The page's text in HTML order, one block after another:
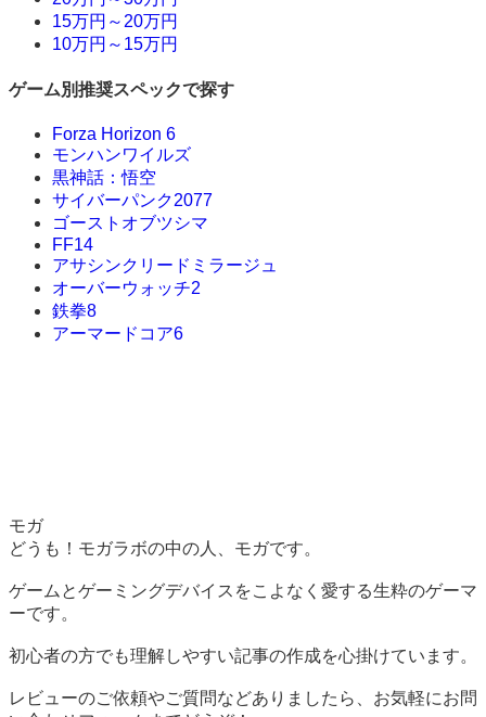
15万円～20万円
10万円～15万円
ゲーム別推奨スペックで探す
Forza Horizon 6
モンハンワイルズ
黒神話：悟空
サイバーパンク2077
ゴーストオブツシマ
FF14
アサシンクリードミラージュ
オーバーウォッチ2
鉄拳8
アーマードコア6
モガ
どうも！モガラボの中の人、モガです。
ゲームとゲーミングデバイスをこよなく愛する生粋のゲーマ
ーです。
初心者の方でも理解しやすい記事の作成を心掛けています。
レビューのご依頼やご質問などありましたら、お気軽にお問